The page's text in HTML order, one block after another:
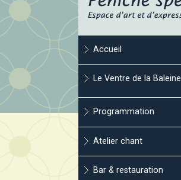
Accueil
Le Ventre de la Baleine
Programmation
Atelier chant
Bar & restauration